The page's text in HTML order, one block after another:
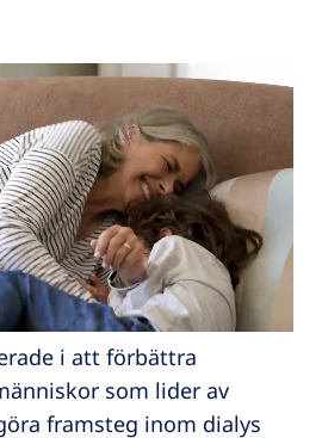
i att förbättra
som lider av
framsteg inom dialys